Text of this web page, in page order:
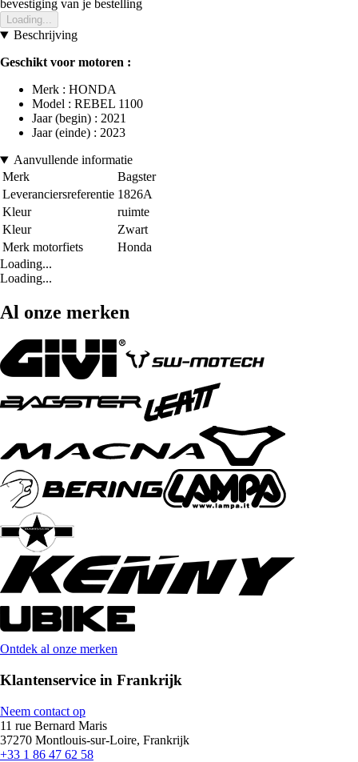
bevestiging van je bestelling
Loading...
Beschrijving
Geschikt voor motoren :
Merk : HONDA
Model : REBEL 1100
Jaar (begin) : 2021
Jaar (einde) : 2023
Aanvullende informatie
Merk
Bagster
Leveranciersreferentie 1826A
Kleur
ruimte
Kleur
Zwart
Merk motorfiets
Honda
Loading...
Loading...
Al onze merken
Ontdek al onze merken
Klantenservice in Frankrijk
Neem contact op
11 rue Bernard Maris
37270 Montlouis-sur-Loire, Frankrijk
+33 1 86 47 62 58